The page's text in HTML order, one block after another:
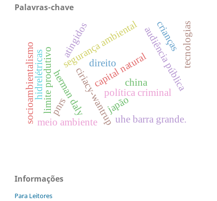
Palavras-chave
ciriacy-wantrup
herman daly
segurança ambiental
limite produtivo capital natural
meio ambiente
política criminal
japão
audiência pública
atingidos
direito
hidrelétricas
uhe barra grande.
pnrs
china
socioambientalismo tecnologias
crianças
Informações
Para Leitores